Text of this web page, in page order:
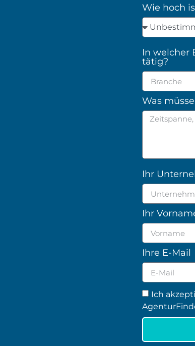
Wie hoch
In welcher
tätig?
Was
Ihr
Ihr
Ihre E-Mail
Ich